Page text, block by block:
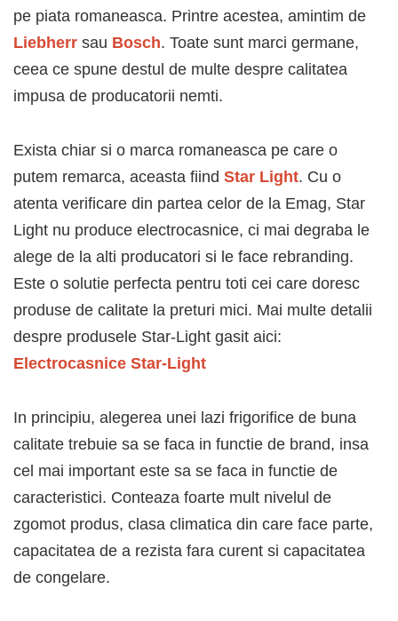
pe piata romaneasca. Printre acestea, amintim de
Liebherr sau Bosch. Toate sunt marci germane,
ceea ce spune destul de multe despre calitatea
impusa de producatorii nemti.
Exista chiar si o marca romaneasca pe care o
putem remarca, aceasta fiind Star Light. Cu o
atenta verificare din partea celor de la Emag, Star
Light nu produce electrocasnice, ci mai degraba le
alege de la alti producatori si le face rebranding.
Este o solutie perfecta pentru toti cei care doresc
produse de calitate la preturi mici. Mai multe detalii
despre produsele Star-Light gasit aici:
Electrocasnice Star-Light
In principiu, alegerea unei lazi frigorifice de buna
calitate trebuie sa se faca in functie de brand, insa
cel mai important este sa se faca in functie de
caracteristici. Conteaza foarte mult nivelul de
zgomot produs, clasa climatica din care face parte,
capacitatea de a rezista fara curent si capacitatea
de congelare.